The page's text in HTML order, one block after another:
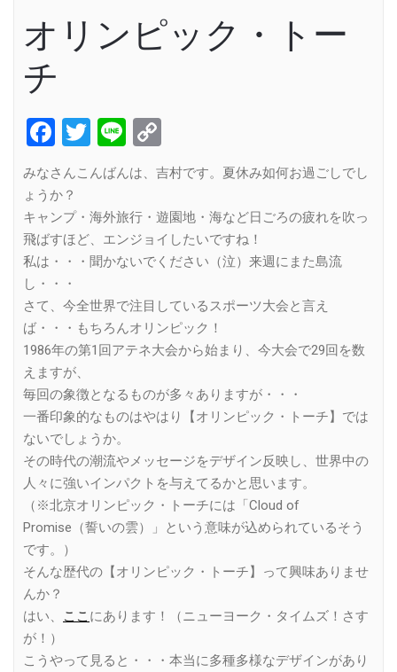
オリンピック・トー
チ
Facebook
Twitter
Line
Link
みなさんこんばんは、吉村です。夏休み如何お過ごしでし
ょうか？
キャンプ・海外旅行・遊園地・海など日ごろの疲れを吹っ
飛ばすほど、エンジョイしたいですね！
私は・・・聞かないでください（泣）来週にまた島流
し・・・
さて、今全世界で注目しているスポーツ大会と言え
ば・・・もちろんオリンピック！
1986年の第1回アテネ大会から始まり、今大会で29回を数
えますが、
毎回の象徴となるものが多々ありますが・・・
一番印象的なものはやはり【オリンピック・トーチ】では
ないでしょうか。
その時代の潮流やメッセージをデザイン反映し、世界中の
人々に強いインパクトを与えてるかと思います。
（※北京オリンピック・トーチには「Cloud of
Promise（誓いの雲）」という意味が込められているそう
です。）
そんな歴代の【オリンピック・トーチ】って興味ありませ
んか？
はい、
ここ にあります！（ニューヨーク・タイムズ！さす
が！）
こうやって見ると・・・本当に多種多様なデザインがあり